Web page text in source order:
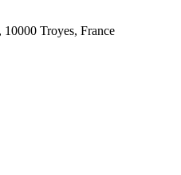
Troyes, France